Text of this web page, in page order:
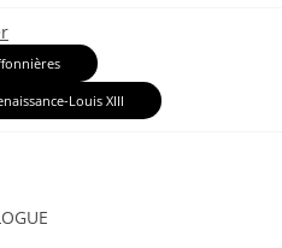
Louis XIII